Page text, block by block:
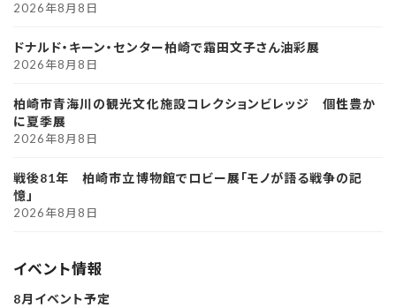
2026年8月8日
ドナルド・キーン・センター柏崎で霜田文子さん油彩展
2026年8月8日
柏崎市青海川の観光文化施設コレクションビレッジ 個性豊か
に夏季展
2026年8月8日
戦後81年 柏崎市立博物館でロビー展「モノが語る戦争の記
憶」
2026年8月8日
イベント情報
8月イベント予定